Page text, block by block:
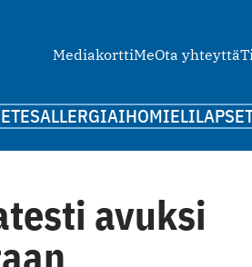
MediakorttiMeOta yhteyttä
ALLERGIAIHOMIELI
avuksi